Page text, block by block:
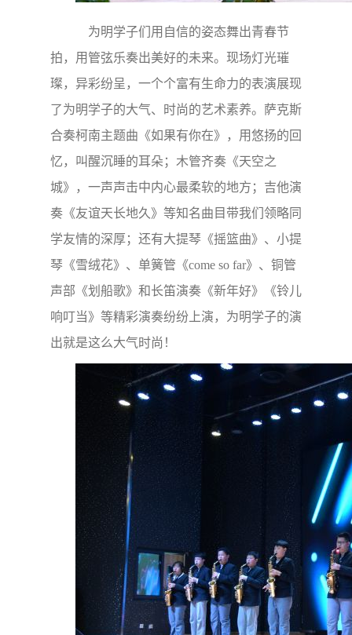
为明学子们用自信的姿态舞出青春节
拍，用管弦乐奏出美好的未来。现场灯光璀
璨，异彩纷呈，一个个富有生命力的表演展现
了为明学子的大气、时尚的艺术素养。萨克斯
合奏柯南主题曲《如果有你在》，用悠扬的回
忆，叫醒沉睡的耳朵；木管齐奏《天空之
城》，一声声击中内心最柔软的地方；吉他演
奏《友谊天长地久》等知名曲目带我们领略同
学友情的深厚；还有大提琴《摇篮曲》、小提
琴《雪绒花》、单簧管《come so far》、铜管
声部《划船歌》和长笛演奏《新年好》《铃儿
响叮当》等精彩演奏纷纷上演，为明学子的演
出就是这么大气时尚！